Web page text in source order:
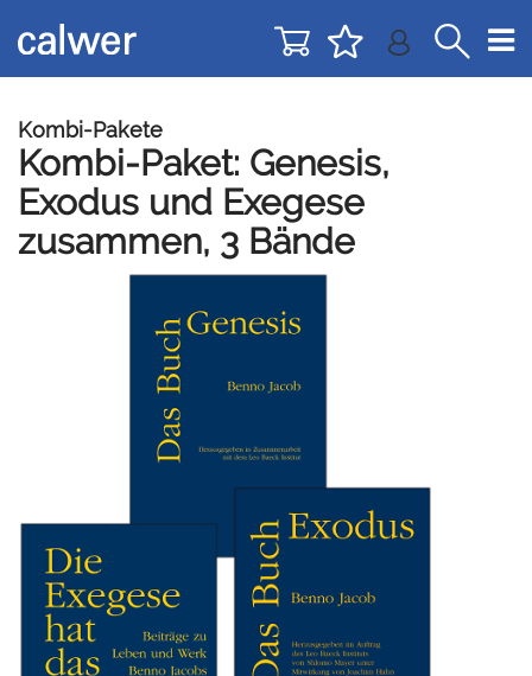
zur
Navigation
zum
Inhalt
Kombi-Pakete
Kombi-Paket: Genesis,
Exodus und Exegese
zusammen, 3 Bände